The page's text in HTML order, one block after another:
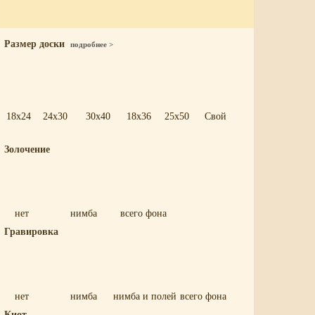
Размер доски подробнее >
18x24 24x30 30x40 18x36 25x50 Свой
Золочение
нет нимба
всего фона
Гравировка
нет нимба нимба и полей всего фона